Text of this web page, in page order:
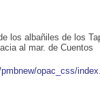
los albañiles de los
al mar. de Cuentos
opac_css/